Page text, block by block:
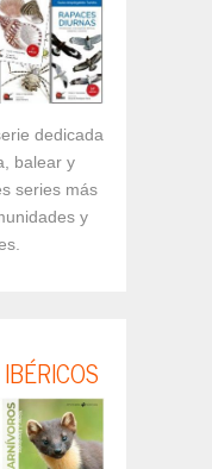
dedicada
balear y
series más
y